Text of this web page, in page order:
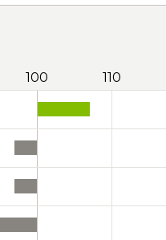
100 110